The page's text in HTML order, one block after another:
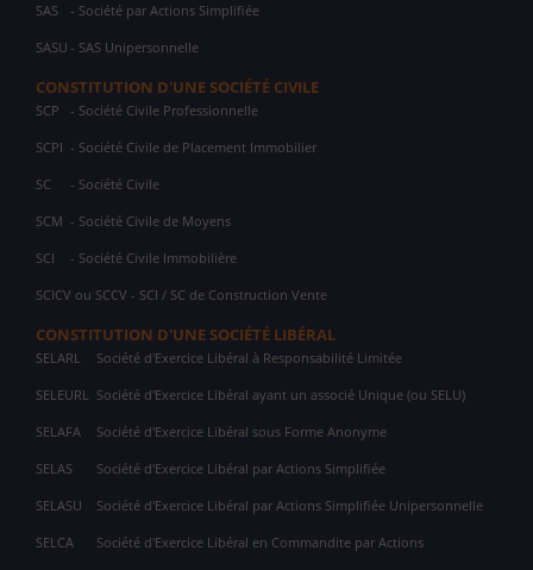
SAS - Société par Actions Simplifiée
SASU - SAS Unipersonnelle
CONSTITUTION D'UNE SOCIÉTÉ CIVILE
SCP - Société Civile Professionnelle
SCPI - Société Civile de Placement Immobilier
SC - Société Civile
SCM - Société Civile de Moyens
SCI - Société Civile Immobilière
SCICV ou SCCV - SCI / SC de Construction Vente
CONSTITUTION D'UNE SOCIÉTÉ LIBÉRAL
SELARL Société d'Exercice Libéral à Responsabilité Limitée
SELEURL Société d'Exercice Libéral ayant un associé Unique (ou SELU)
SELAFA Société d'Exercice Libéral sous Forme Anonyme
SELAS Société d'Exercice Libéral par Actions Simplifiée
SELASU Société d'Exercice Libéral par Actions Simplifiée Unipersonnelle
SELCA Société d'Exercice Libéral en Commandite par Actions